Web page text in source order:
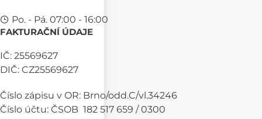
Po. - Pá. 07:00 - 16:00
FAKTURAČNÍ ÚDAJE
IČ: 25569627
DIČ: CZ25569627
Číslo zápisu v OR: Brno/odd.C/vl.34246
Číslo účtu: ČSOB 182 517 659 / 0300